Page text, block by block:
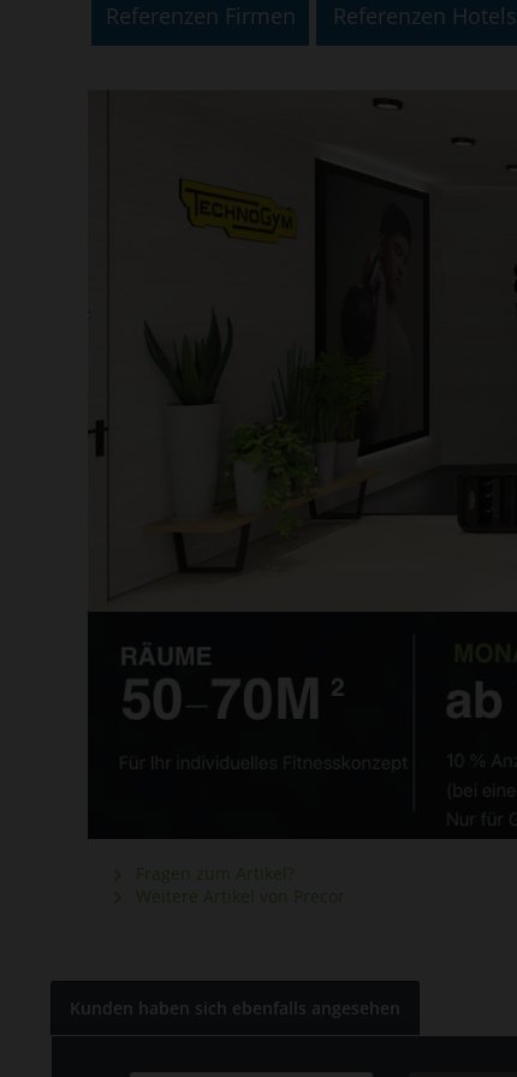
Referenzen Firmen Referenzen Hotels
Fragen zum Artikel?
Weitere Artikel von Precor
Kunden haben sich ebenfalls angesehen